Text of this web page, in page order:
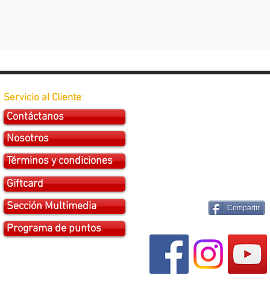
Servicio al Cliente:
Contáctanos
Nosotros
Términos y condiciones
Giftcard
Sección Multimedia
Programa de puntos
Compartir